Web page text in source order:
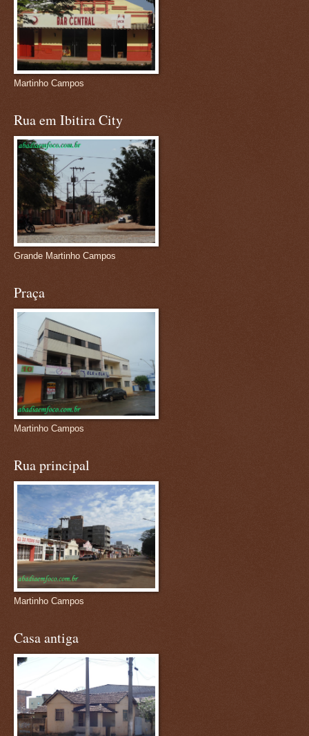
Martinho Campos
Rua em Ibitira City
Grande Martinho Campos
Praça
Martinho Campos
Rua principal
Martinho Campos
Casa antiga